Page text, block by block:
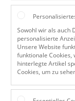
Sowohl wir als auch
personalisierte
Unsere Website
funktionale Cookies,
hinterlegte Artikel
Cookies, um zu